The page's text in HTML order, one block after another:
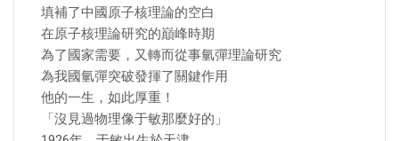
填補了中國原子核理論的空白
在原子核理論研究的巔峰時期
為了國家需要，又轉而從事氫彈理論研究
為我國氫彈突破發揮了關鍵作用
他的一生，如此厚重！
「沒見過物理像于敏那麼好的」